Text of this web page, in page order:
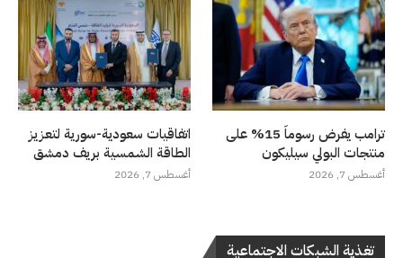
ترامب يفرض رسوماً 15% على
منتجات البولي سيليكون
أغسطس 7, 2026
اتفاقيات سعودية-سورية لتعزيز
الطاقة الشمسية بريف دمشق
أغسطس 7, 2026
تغذية الشبكات الاجتماعية